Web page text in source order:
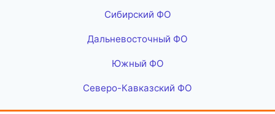
Сибирский ФО
Дальневосточный ФО
Южный ФО
Северо-Кавказский ФО